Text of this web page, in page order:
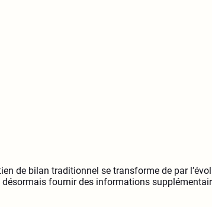
de bilan traditionnel se transforme de par
fournir des informations